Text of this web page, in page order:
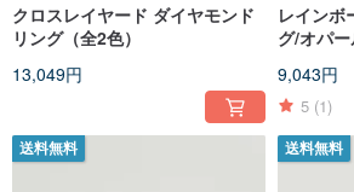
ブランドの歴史
Nuri は、国際的に著名なブランドの高級ジュエリー
上携わってきた経験を持ちます。
現在の SOIRÉE BY N.Y. には、長年培ってきた職人
凝縮されています。それらをさらに昇華させ、幅
ファッションジュエリーブランドとして誕生しまし
クロスレイヤード ダイヤモンド
リング（全2色）
13,049円
レインボ
グ/オパ
9,043円
5 (1)
送料無料 送料無料